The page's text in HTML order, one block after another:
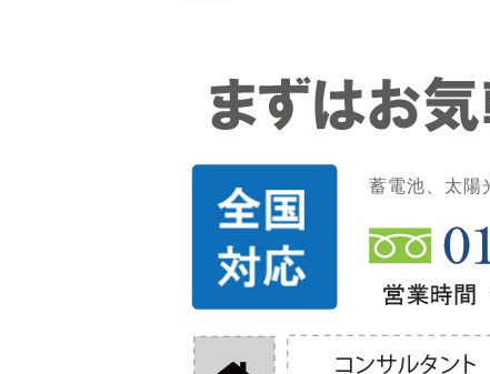
蓄電池、太陽